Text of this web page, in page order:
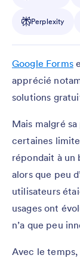
Perplexity
Google Forms
apprécié
solutions
Mais malgré
certaines
répondait à un
alors que peu
utilisateurs
usages ont
n’a que peu
Avec le temps,